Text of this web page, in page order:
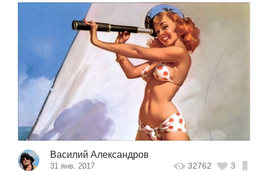
Василий Александров
31 янв. 2017 32762 3